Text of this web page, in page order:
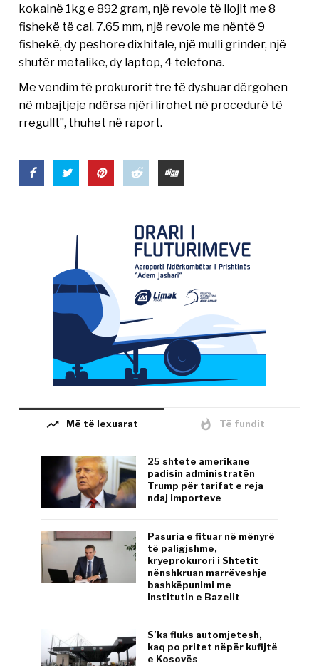
kokainë 1kg e 892 gram, një revole të llojit me 8
fishekë të cal. 7.65 mm, një revole me nëntë 9
fishekë, dy peshore dixhitale, një mulli grinder, një
shufër metalike, dy laptop, 4 telefona.
Me vendim të prokurorit tre të dyshuar dërgohen
në mbajtjeje ndërsa njëri lirohet në procedurë të
rregullt”, thuhet në raport.
trending_up Më të lexuarat whatshot Të fundit
25 shtete amerikane
padisin administratën
Trump për tarifat e reja
ndaj importeve
Pasuria e fituar në mënyrë
të paligjshme,
kryeprokurori i Shtetit
nënshkruan marrëveshje
bashkëpunimi me
Institutin e Bazelit
S’ka fluks automjetesh,
kaq po pritet nëpër kufijtë
e Kosovës